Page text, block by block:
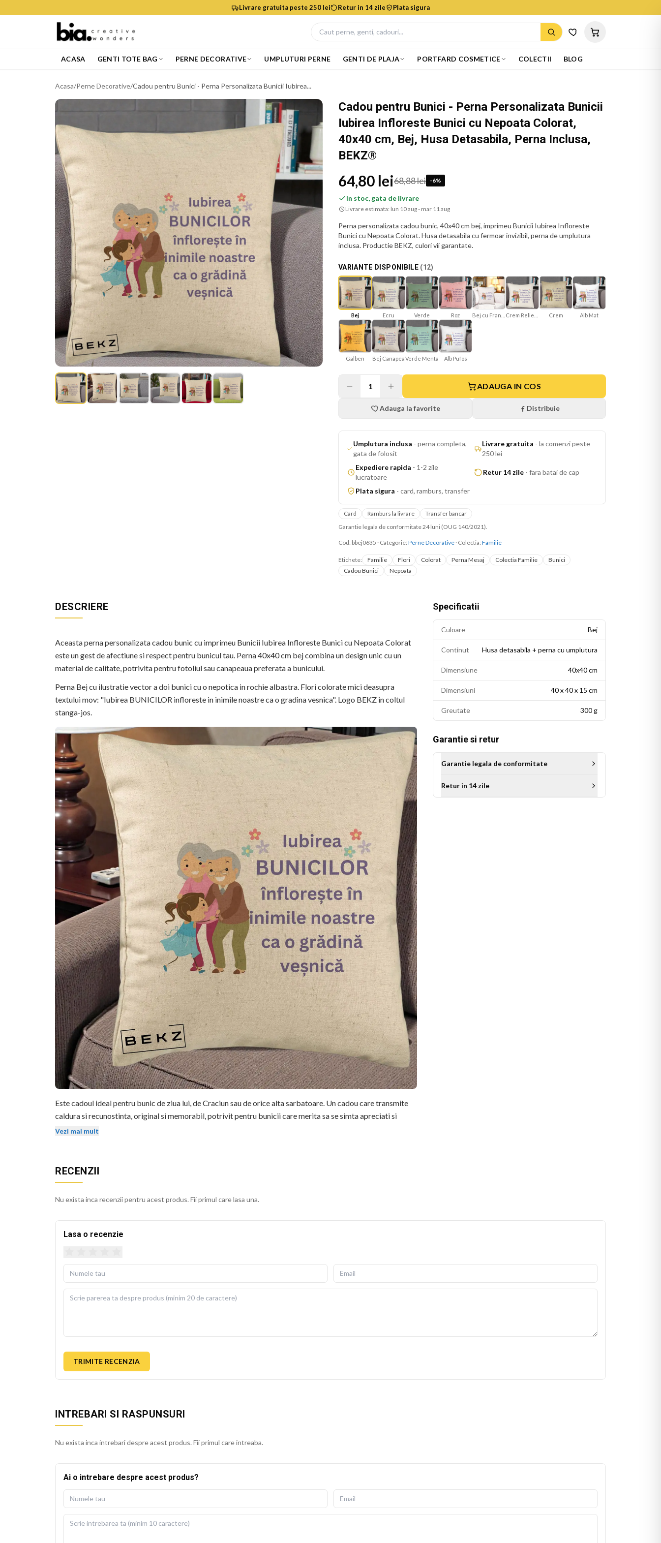
Livrare gratuita peste 250 lei Retur in 14 zile Plata sigura
ACASA GENTI TOTE BAG PERNE DECORATIVE UMPLUTURI PERNE GENTI DE PLAJA PORTFARD COSMETICE COLECTII BLOG
Acasa/Perne Decorative/Cadou pentru Bunici - Perna Personalizata Bunicii Iubirea...
Cadou pentru Bunici - Perna Personalizata Bunicii
Iubirea Infloreste Bunici cu Nepoata Colorat,
40x40 cm, Bej, Husa Detasabila, Perna Inclusa,
BEKZ®
64,80 lei68,88 lei -6%
In stoc, gata de livrare
Livrare estimata: lun 10 aug - mar 11 aug
Perna personalizata cadou bunic, 40x40 cm bej, imprimeu Bunicii Iubirea Infloreste
Bunici cu Nepoata Colorat. Husa detasabila cu fermoar invizibil, perna de umplutura
inclusa. Productie BEKZ, culori vii garantate.
VARIANTE DISPONIBILE (12)
Bej Ecru Verde Roz Crem Alb Mat
Galben Bej CanapeaVerde Menta Alb Pufos
1 ADAUGA IN COS
Adauga la favorite Distribuie
Umplutura inclusa -perna completa,
gata de folosit
Livrare gratuita -la comenzi peste
250 lei
Expediere rapida - 1-2 zile
lucratoare
Retur 14 zile - fara batai de cap
Plata sigura - card, ramburs, transfer
Card Ramburs la livrare
Transfer bancar
Garantie legala de conformitate 24 luni (OUG 140/2021).
Cod: bbej0635 · Categorie: Perne Decorative · Colectia: Familie
Etichete: Familie Flori Colorat Perna Mesaj Colectia Familie
Bunici
Cadou Bunici
Nepoata
DESCRIERE
Aceasta perna personalizata cadou bunic cu imprimeu Bunicii Iubirea Infloreste Bunici cu Nepoata Colorat
este un gest de afectiune si respect pentru bunicul tau. Perna 40x40 cm bej combina un design unic cu un
material de calitate, potrivita pentru fotoliul sau canapeaua preferata a bunicului.
Perna Bej cu ilustratie vector a doi bunici cu o nepotica in rochie albastra. Flori colorate mici deasupra
textului mov: "Iubirea BUNICILOR infloreste in inimile noastre ca o gradina vesnica". Logo BEKZ in coltul
stanga-jos.
Este cadoul ideal pentru bunic de ziua lui, de Craciun sau de orice alta sarbatoare. Un cadou care transmite
caldura si recunostinta, original si memorabil, potrivit pentru bunicii care merita sa se simta apreciati si
iubiti.
sublimare garanteaza rezistenta culorilor la spalare si la expunere indelungata la lumina. Dimensiuni: 40x40
cm.
Vezi mai mult
Specificatii
Culoare Bej
Continut Husa detasabila + perna cu umplutura
Dimensiune 40x40 cm
Dimensiuni 40 x 40 x 15 cm
Greutate 300 g
Garantie si retur
Garantie legala de conformitate
Retur in 14 zile
RECENZII
Nu exista inca recenzii pentru acest produs. Fii primul care lasa una.
Lasa o recenzie
TRIMITE RECENZIA
INTREBARI SI RASPUNSURI
Nu exista inca intrebari despre acest produs. Fii primul care intreaba.
Ai o intrebare despre acest produs?